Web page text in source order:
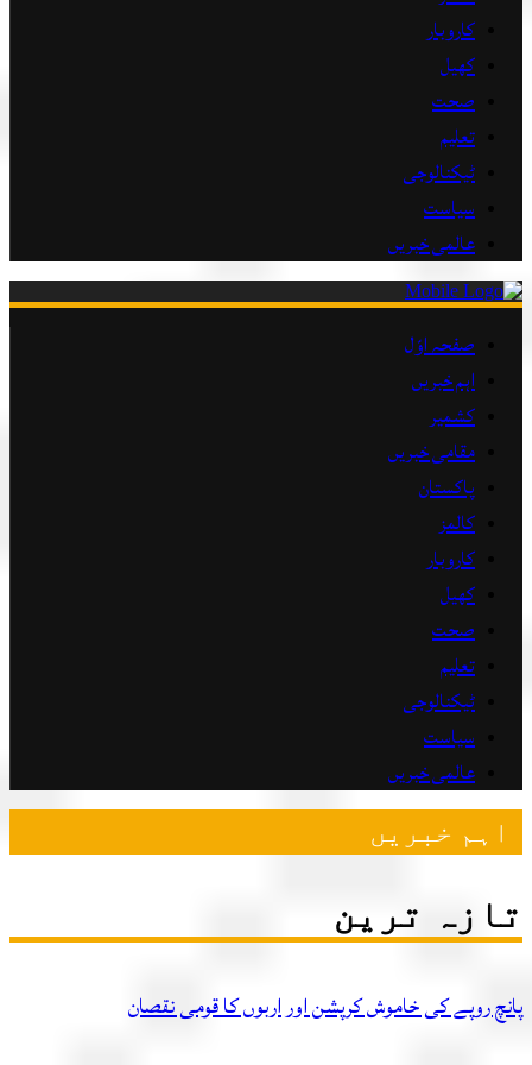
کاروبار
کھیل
صحت
تعلیم
ٹیکنالوجی
سیاست
عالمی خبریں
صفحہ اوّل
اہم خبریں
کشمیر
مقامی خبریں
پاکستان
کالمز
کاروبار
کھیل
صحت
تعلیم
ٹیکنالوجی
سیاست
عالمی خبریں
خبریں
ترین
روپے کی خاموش کرپشن اور اربوں کا قومی نقصان